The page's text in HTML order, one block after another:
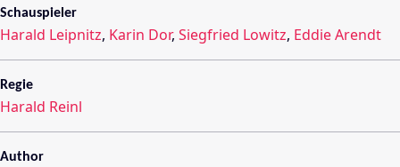
Schauspieler
Harald Leipnitz, Karin Dor, Siegfried Lowitz, Eddie Arendt
Regie
Harald Reinl
Author